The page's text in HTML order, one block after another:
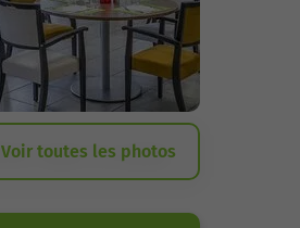
Voir toutes les photos